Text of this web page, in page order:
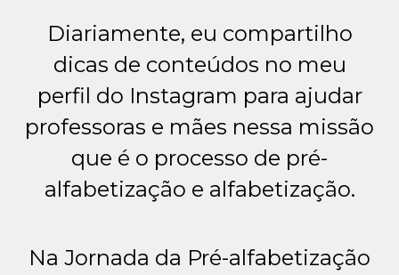
Diariamente, eu compartilho
dicas de conteúdos no meu
perfil do Instagram para ajudar
professoras e mães nessa missão
que é o processo de pré-
alfabetização e alfabetização.
Na Jornada da Pré-alfabetização